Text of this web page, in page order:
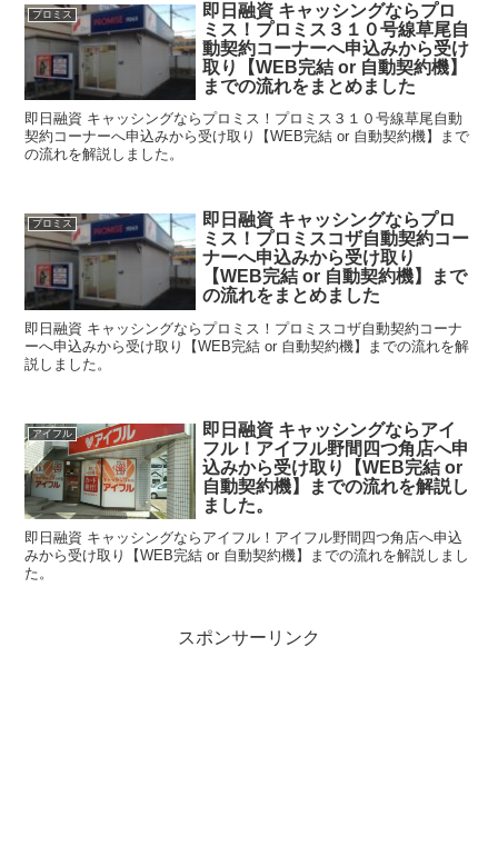
プロミス
即日融資 キャッシングならプロ
ミス！プロミス３１０号線草尾自
動契約コーナーへ申込みから受け
取り【WEB完結 or 自動契約機】
までの流れをまとめました
即日融資 キャッシングならプロミス！プロミス３１０号線草尾自動
契約コーナーへ申込みから受け取り【WEB完結 or 自動契約機】まで
の流れを解説しました。
プロミス
即日融資 キャッシングならプロ
ミス！プロミスコザ自動契約コー
ナーへ申込みから受け取り
【WEB完結 or 自動契約機】まで
の流れをまとめました
即日融資 キャッシングならプロミス！プロミスコザ自動契約コーナ
ーへ申込みから受け取り【WEB完結 or 自動契約機】までの流れを解
説しました。
アイフル
即日融資 キャッシングならアイ
フル！アイフル野間四つ角店へ申
込みから受け取り【WEB完結 or
自動契約機】までの流れを解説し
ました。
即日融資 キャッシングならアイフル！アイフル野間四つ角店へ申込
みから受け取り【WEB完結 or 自動契約機】までの流れを解説しまし
た。
スポンサーリンク